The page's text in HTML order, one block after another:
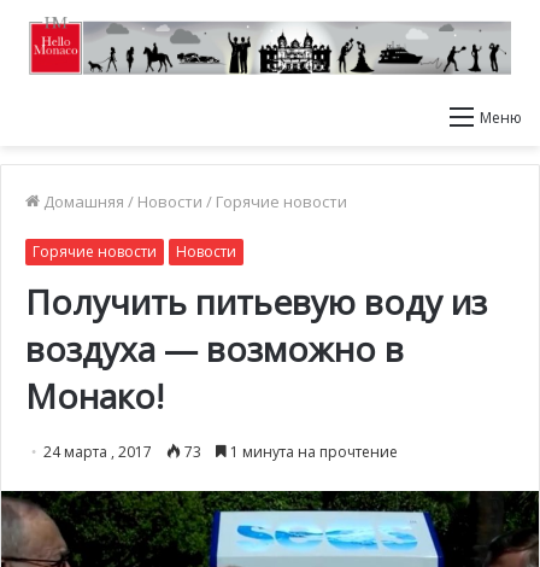
Меню
Домашняя / Новости / Горячие новости
Горячие новости Новости
Получить питьевую воду из
воздуха — возможно в
Монако!
24 марта , 2017 73 1 минута на прочтение